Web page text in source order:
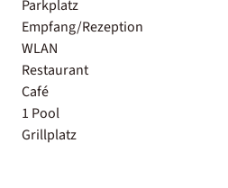
Parkplatz
Empfang/Rezeption
WLAN
Restaurant
Café
1 Pool
Grillplatz